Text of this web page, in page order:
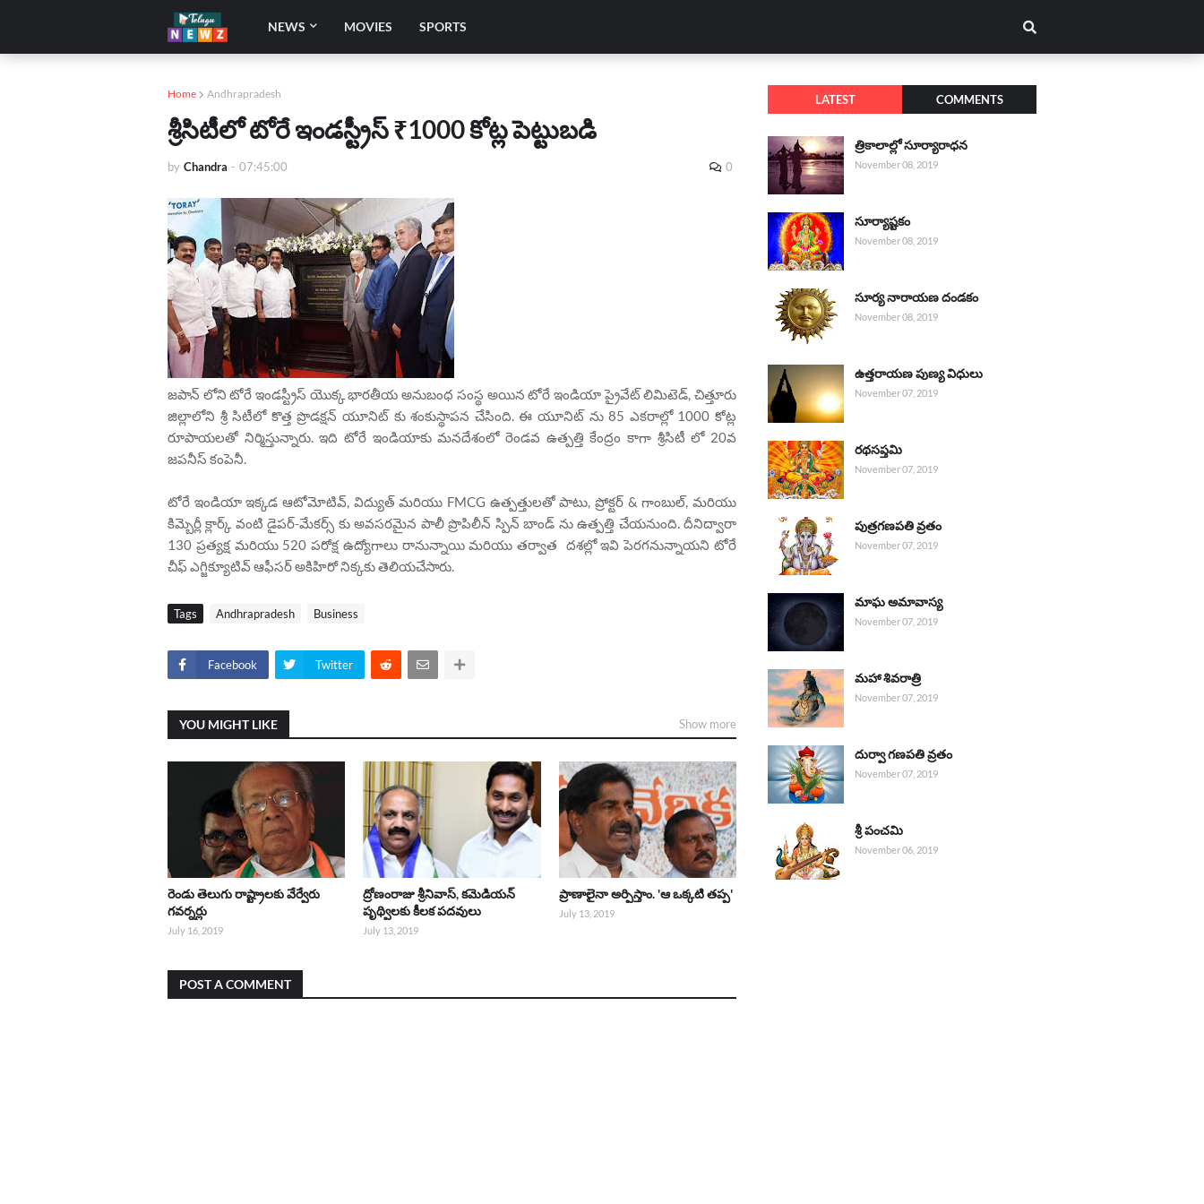
NEWS MOVIES SPORTS
Home Andhrapradesh
శ్రీసిటీలో టోరే ఇండస్ట్రీస్ ₹1000 కోట్ల పెట్టుబడి
by Chandra - 07:45:00 0
జపాన్ లోని టోరే ఇండస్ట్రీస్ యొక్క భారతీయ అనుబంధ సంస్థ అయిన టోరే ఇండియా ప్రైవేట్ లిమిటెడ్, చిత్తూరు
జిల్లాలోని శ్రీ సిటీలో కొత్త ప్రొడక్షన్ యూనిట్ కు శంకుస్థాపన చేసింది. ఈ యూనిట్ ను 85 ఎకరాల్లో 1000 కోట్ల
రూపాయలతో నిర్మిస్తున్నారు. ఇది టోరే ఇండియాకు మనదేశంలో రెండవ ఉత్పత్తి కేంద్రం కాగా శ్రీసిటీ లో 20వ
జపనీస్ కంపెనీ.
టోరే ఇండియా ఇక్కడ ఆటోమోటివ్, విద్యుత్ మరియు FMCG ఉత్పత్తులతో పాటు, ప్రోక్టర్ & గాంబుల్, మరియు
కిమ్బెర్లీ క్లార్క్ వంటి డైపర్-మేకర్స్ కు అవసరమైన పాలీ ప్రొపిలీన్ స్పిన్ బాండ్ ను ఉత్పత్తి చేయనుంది. దీనిద్వారా
130 ప్రత్యక్ష మరియు 520 పరోక్ష ఉద్యోగాలు రానున్నాయి మరియు తర్వాత దశల్లో ఇవి పెరగనున్నాయని టోరే
చీఫ్ ఎగ్జిక్యూటివ్ ఆఫీసర్ అకిహిరో నిక్కకు తెలియచేసారు.
Tags Andhrapradesh Business
Facebook Twitter
YOU MIGHT LIKE Show more
రెండు తెలుగు రాష్ట్రాలకు వేర్వేరు
గవర్నర్లు
July 16, 2019
ద్రోణంరాజు శ్రీనివాస్, కమెడియన్
పృథ్విలకు కీలక పదవులు
July 13, 2019
ప్రాణాలైనా అర్పిస్తాం. 'ఆ ఒక్కటి తప్ప'
July 13, 2019
POST A COMMENT
LATEST COMMENTS
త్రికాలాల్లో సూర్యారాధన
November 08, 2019
సూర్యాష్టకం
November 08, 2019
సూర్య నారాయణ దండకం
November 08, 2019
ఉత్తరాయణ పుణ్య విధులు
November 07, 2019
రథసప్తమి
November 07, 2019
పుత్రగణపతి వ్రతం
November 07, 2019
మాఘ అమావాస్య
November 07, 2019
మహా శివరాత్రి
November 07, 2019
దుర్వా గణపతి వ్రతం
November 07, 2019
శ్రీ పంచమి
November 06, 2019